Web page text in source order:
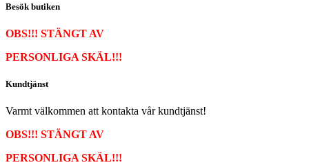
Besök butiken
OBS!!! STÄNGT AV
PERSONLIGA SKÄL!!!
Kundtjänst
Varmt välkommen att kontakta vår kundtjänst!
OBS!!! STÄNGT AV
PERSONLIGA SKÄL!!!